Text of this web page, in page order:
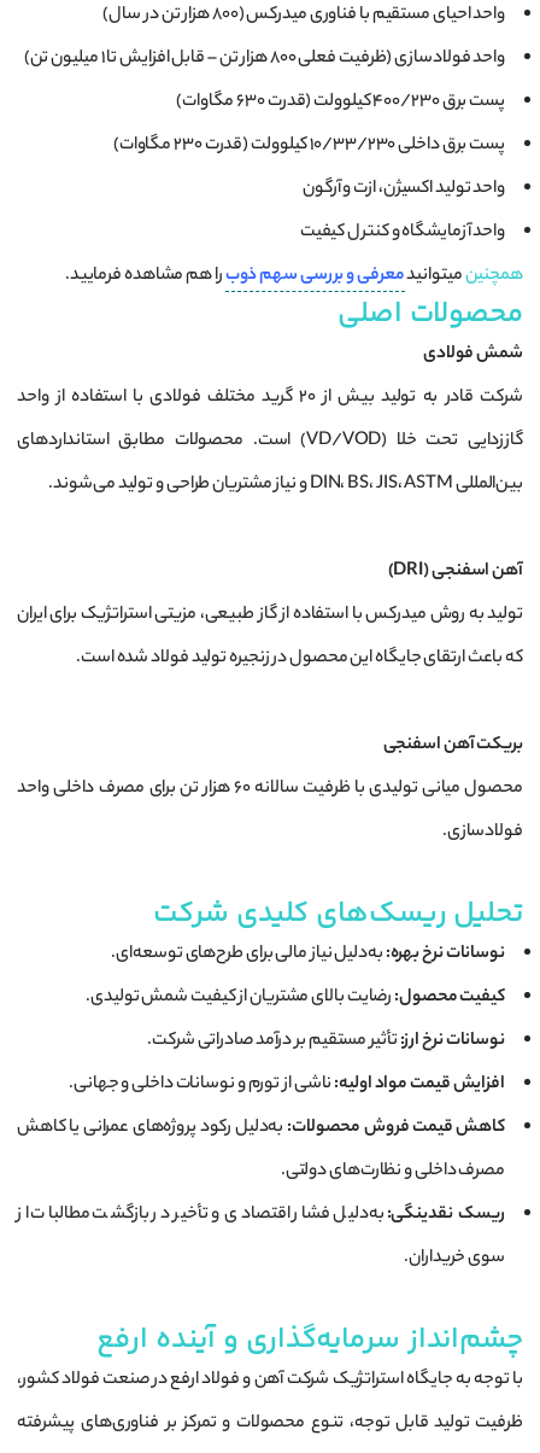
واحد احیای مستقیم با فناوری میدرکس (۸۰۰ هزار تن در سال)
واحد فولادسازی (ظرفیت فعلی ۸۰۰ هزار تن – قابل افزایش تا ۱ میلیون تن)
پست برق 400/230 کیلوولت (قدرت 630 مگاوات)
پست برق داخلی 10/33/230 کیلوولت (قدرت 230 مگاوات)
واحد تولید اکسیژن، ازت و آرگون
واحد آزمایشگاه و کنترل کیفیت
همچنینمیتوانیدمعرفی و بررسی سهم ذوبرا هم مشاهده فرمایید.
محصولات اصلی
شمش فولادی
شرکت قادر به تولید بیش از ۲۰ گرید مختلف فولادی با استفاده از واحد
گاززدایی تحت خلا (VD/VOD) است. محصولات مطابق استانداردهای
بین‌المللی DIN، BS، JIS، ASTM و نیاز مشتریان طراحی و تولید می‌شوند.
آهن اسفنجی (DRI)
تولید به روش میدرکس با استفاده از گاز طبیعی، مزیتی استراتژیک برای ایران
که باعث ارتقای جایگاه این محصول در زنجیره تولید فولاد شده است.
بریکت آهن اسفنجی
محصول میانی تولیدی با ظرفیت سالانه ۶۰ هزار تن برای مصرف داخلی واحد
فولادسازی.
تحلیل ریسک‌های کلیدی شرکت
نوسانات نرخ بهره:به‌دلیل نیاز مالی برای طرح‌های توسعه‌ای.
کیفیت محصول:رضایت بالای مشتریان از کیفیت شمش تولیدی.
نوسانات نرخ ارز:تأثیر مستقیم بر درآمد صادراتی شرکت.
افزایش قیمت مواد اولیه:ناشی از تورم و نوسانات داخلی و جهانی.
کاهش قیمت فروش محصولات: به‌دلیل رکود پروژه‌های عمرانی یا کاهش
مصرف داخلی و نظارت‌های دولتی.
ریسک نقدینگی:به‌دلیل فشار اقتصادی و تأخیر در بازگشت مطالبات از
سوی خریداران.
چشم‌انداز سرمایه‌گذاری و آینده ارفع
با توجه به جایگاه استراتژیک شرکت آهن و فولاد ارفع در صنعت فولاد کشور،
ظرفیت تولید قابل توجه، تنوع محصولات و تمرکز بر فناوری‌های پیشرفته